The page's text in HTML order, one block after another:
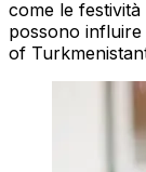
come le
possono
of